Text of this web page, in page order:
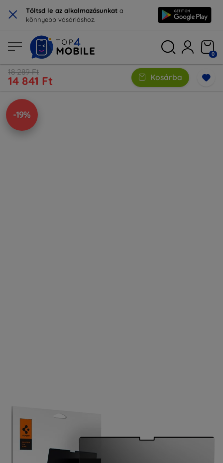
× Töltsd le az alkalmazásunkat a
könnyebb vásárláshoz.
0
18 289 Ft
14 841 Ft Kosárba
-19%